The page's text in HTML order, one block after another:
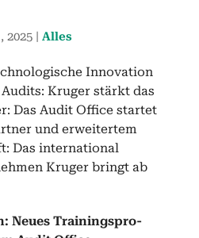
2025| Alles
Innovation
Kruger stärkt das
Das Audit Office startet
und erweitertem
Das international
Kruger bringt ab